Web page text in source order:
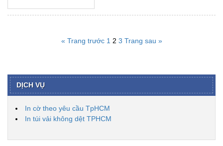
« Trang trước 1 2 3 Trang sau »
DỊCH VỤ
In cờ theo yêu cầu TpHCM
In túi vải không dệt TPHCM